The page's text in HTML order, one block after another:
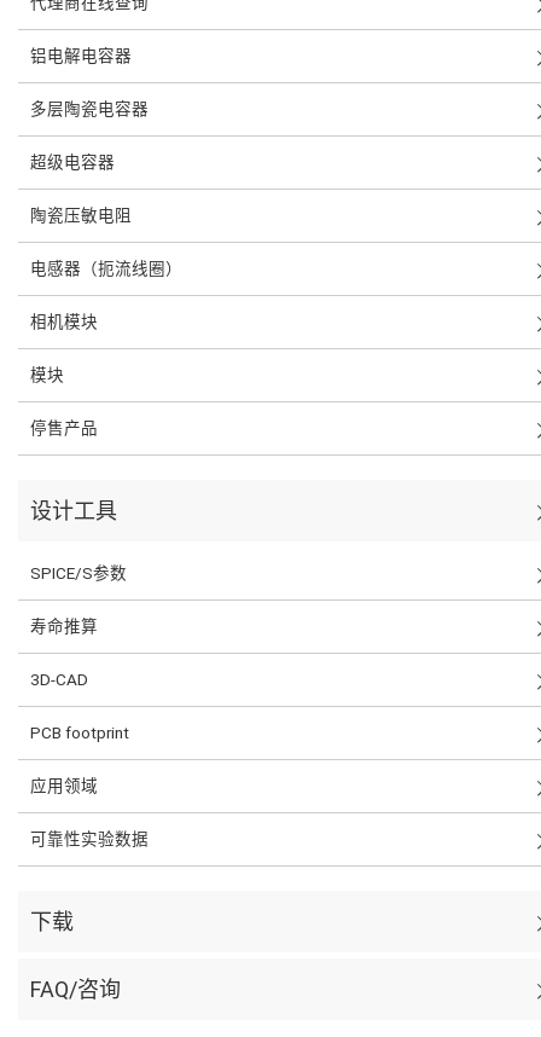
铝电解电容器
多层陶瓷电容器
超级电容器
陶瓷压敏电阻
电感器（扼流线圈）
相机模块
模块
停售产品
设计工具
SPICE/S参数
寿命推算
3D-CAD
PCB footprint
应用领域
可靠性实验数据
下载
FAQ/咨询